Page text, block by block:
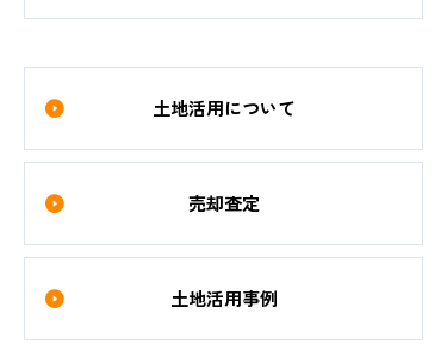
土地活用について
売却査定
土地活用事例